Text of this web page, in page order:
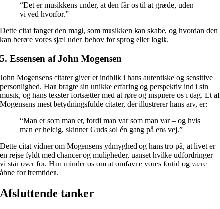
“Det er musikkens under, at den får os til at græde, uden
vi ved hvorfor.”
Dette citat fanger den magi, som musikken kan skabe, og hvordan den
kan berøre vores sjæl uden behov for sprog eller logik.
5. Essensen af John Mogensen
John Mogensens citater giver et indblik i hans autentiske og sensitive
personlighed. Han bragte sin unikke erfaring og perspektiv ind i sin
musik, og hans tekster fortsætter med at røre og inspirere os i dag. Et af
Mogensens mest betydningsfulde citater, der illustrerer hans arv, er:
“Man er som man er, fordi man var som man var – og hvis
man er heldig, skinner Guds sol én gang på ens vej.”
Dette citat vidner om Mogensens ydmyghed og hans tro på, at livet er
en rejse fyldt med chancer og muligheder, uanset hvilke udfordringer
vi står over for. Han minder os om at omfavne vores fortid og være
åbne for fremtiden.
Afsluttende tanker